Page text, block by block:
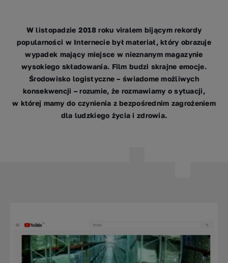
W listopadzie 2018 roku viralem bijącym rekordy
popularności w Internecie był materiał, który obrazuje
wypadek mający miejsce w nieznanym magazynie
wysokiego składowania. Film budzi skrajne emocje.
Środowisko logistyczne – świadome możliwych
konsekwencji – rozumie, że rozmawiamy o sytuacji,
w której mamy do czynienia z bezpośrednim zagrożeniem
dla ludzkiego życia i zdrowia.